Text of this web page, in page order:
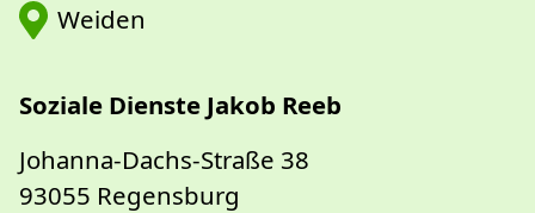
Weiden
Soziale Dienste Jakob Reeb
Johanna-Dachs-Straße 38
93055 Regensburg